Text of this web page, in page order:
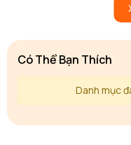
Có Thể Bạn Thích
Danh mục